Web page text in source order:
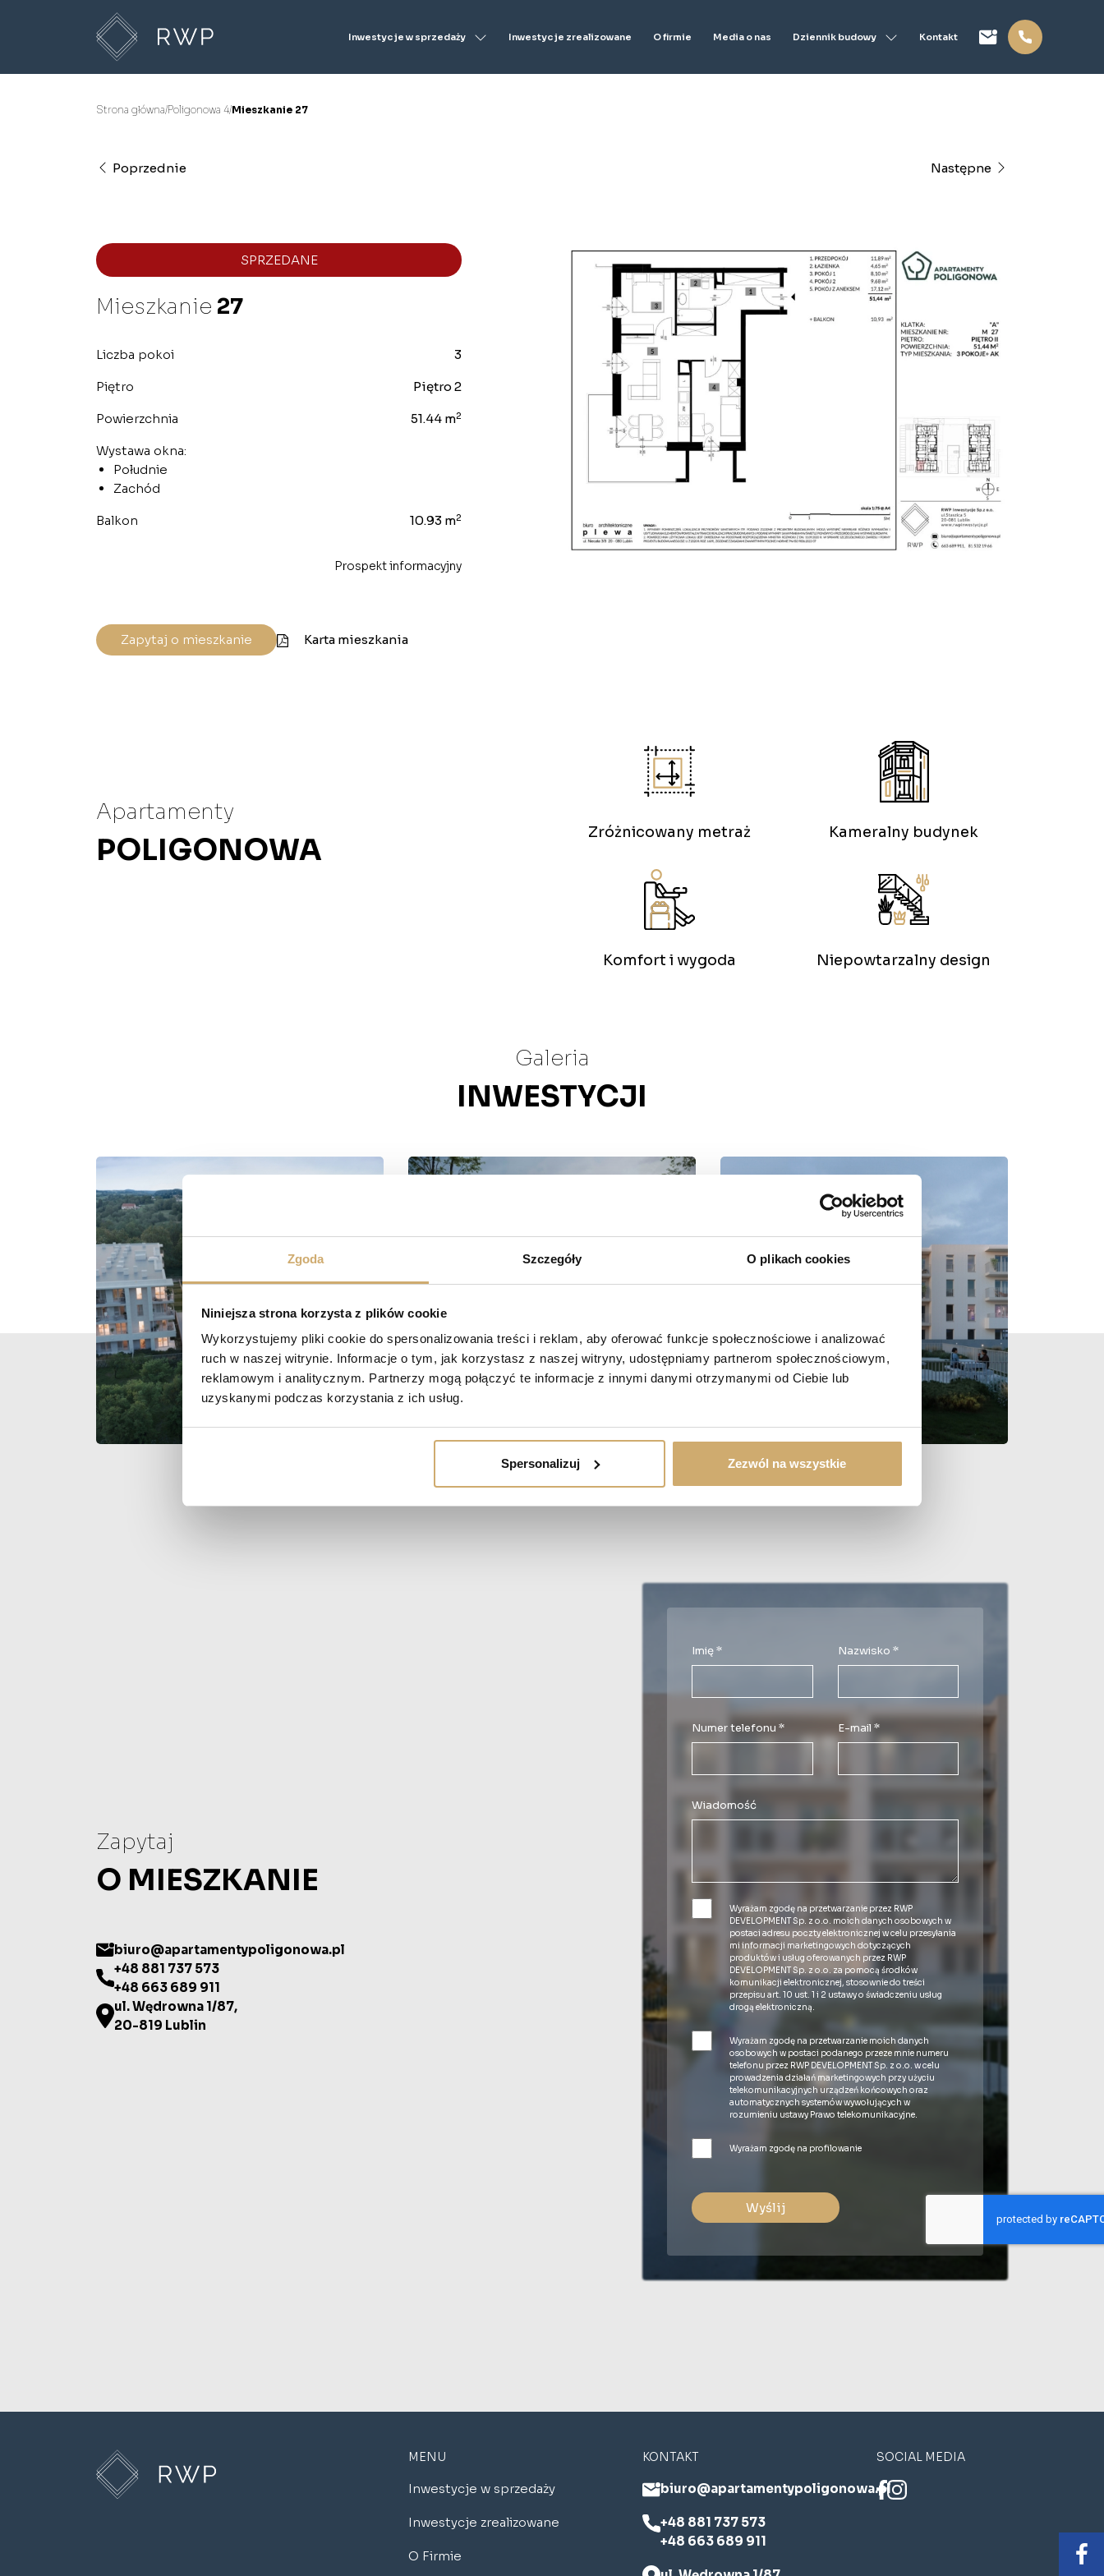
Zgoda Szczegóły O plikach cookies
Niniejsza strona korzysta z plików cookie
Wykorzystujemy pliki cookie do spersonalizowania treści i reklam, aby oferować funkcje społecznościowe i analizować
ruch w naszej witrynie. Informacje o tym, jak korzystasz z naszej witryny, udostępniamy partnerom społecznościowym,
reklamowym i analitycznym. Partnerzy mogą połączyć te informacje z innymi danymi otrzymanymi od Ciebie lub
uzyskanymi podczas korzystania z ich usług.
Spersonalizuj Zezwól na wszystkie
Inwestycje w sprzedaży Inwestycje zrealizowane O firmie Media o nas Dziennik budowy Kontakt
Strona główna/Poligonowa 4/Mieszkanie 27
Poprzednie Następne
SPRZEDANE
Mieszkanie 27
Liczba pokoi 3
Piętro Piętro 2
Powierzchnia 51.44 m2
Wystawa okna:
Południe
Zachód
Balkon 10.93 m2
Prospekt informacyjny
Zapytaj o mieszkanie Karta mieszkania
Apartamenty
POLIGONOWA Zróżnicowany metraż Kameralny budynek
Komfort i wygoda Niepowtarzalny design
Galeria
INWESTYCJI
Zapytaj
O MIESZKANIE
biuro@apartamentypoligonowa.pl
+48 881 737 573
+48 663 689 911
ul. Wędrowna 1/87,
20-819 Lublin
Imię * Nazwisko *
Numer telefonu * E-mail *
Wiadomość
Wyrażam zgodę na przetwarzanie przez RWP
DEVELOPMENT Sp. z o.o. moich danych osobowych w
postaci adresu poczty elektronicznej w celu przesyłania
mi informacji marketingowych dotyczących
produktów i usług oferowanych przez RWP
DEVELOPMENT Sp. z o.o. za pomocą środków
komunikacji elektronicznej, stosownie do treści
przepisu art. 10 ust. 1 i 2 ustawy o świadczeniu usług
drogą elektroniczną.
Wyrażam zgodę na przetwarzanie moich danych
osobowych w postaci podanego przeze mnie numeru
telefonu przez RWP DEVELOPMENT Sp. z o.o. w celu
prowadzenia działań marketingowych przy użyciu
telekomunikacyjnych urządzeń końcowych oraz
automatycznych systemów wywołujących w
rozumieniu ustawy Prawo telekomunikacyjne.
Wyrażam zgodę na profilowanie
Wyślij
MENU
Inwestycje w sprzedaży
Inwestycje zrealizowane
O Firmie
KONTAKT
biuro@apartamentypoligonowa.pl
+48 881 737 573
+48 663 689 911
SOCIAL MEDIA